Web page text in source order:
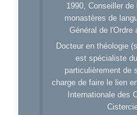
1990, Conseiller de
monastères de
Général de l'Ordre
Docteur en théologie
est spécialiste
particulièrement de
charge de faire le lien
Internationale des